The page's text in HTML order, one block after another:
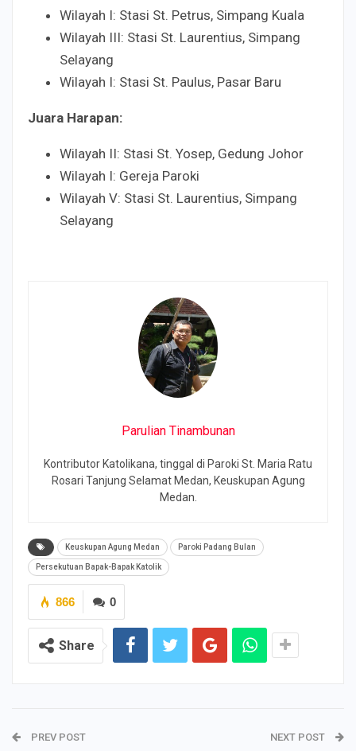
Wilayah I: Stasi St. Petrus, Simpang Kuala
Wilayah III: Stasi St. Laurentius, Simpang
Selayang
Wilayah I: Stasi St. Paulus, Pasar Baru
Juara Harapan:
Wilayah II: Stasi St. Yosep, Gedung Johor
Wilayah I: Gereja Paroki
Wilayah V: Stasi St. Laurentius, Simpang
Selayang
Parulian Tinambunan
Kontributor Katolikana, tinggal di Paroki St. Maria Ratu
Rosari Tanjung Selamat Medan, Keuskupan Agung
Medan.
Keuskupan Agung Medan Paroki Padang Bulan
Persekutuan Bapak-Bapak Katolik
0
866
Share
PREV POST NEXT POST